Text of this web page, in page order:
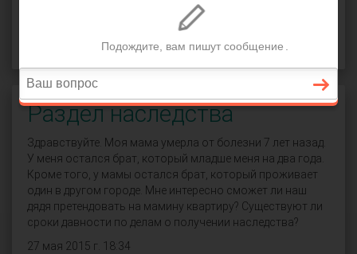
Раздел наследства
Здравствуйте. Моя мама умерла от болезни 7 лет назад.
У меня остался брат, который младше меня на два года.
Кроме того, у мамы остался брат, который проживает
один в другом городе. Мне интересно сможет ли наш
дядя претендовать на мамину квартиру? Существуют ли
сроки давности по делам о получении наследства?
27 мая 2015 г. 18:34